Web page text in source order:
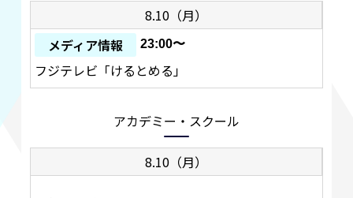
8.10（月）
メディア情報
23:00〜
フジテレビ「けるとめる」
アカデミー・スクール
8.10（月）